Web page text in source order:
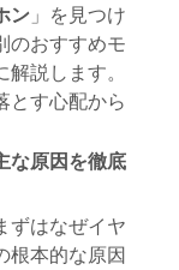
ン 」を見つけ
のおすすめモ
説します。
とす心配から
な原因を徹底
ずはなぜイヤ
根本的な原因